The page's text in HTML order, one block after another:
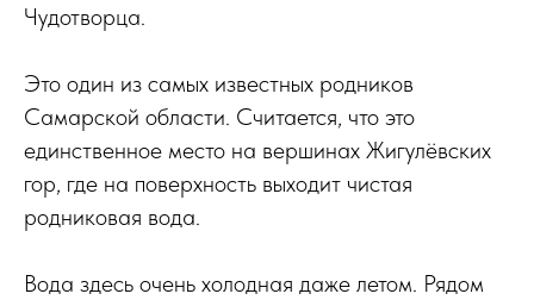
Чудотворца.
Это один из самых известных родников
Самарской области. Считается, что это
единственное место на вершинах Жигулёвских
гор, где на поверхность выходит чистая
родниковая вода.
Вода здесь очень холодная даже летом. Рядом